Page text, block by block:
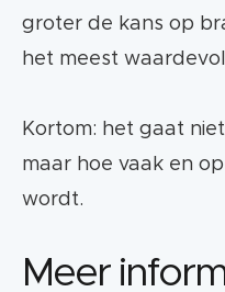
groter de kans op
het meest
Kortom: het gaat
maar hoe vaak en
wordt.
Meer